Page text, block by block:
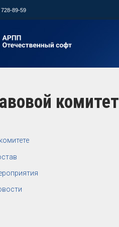
89-59
комитет